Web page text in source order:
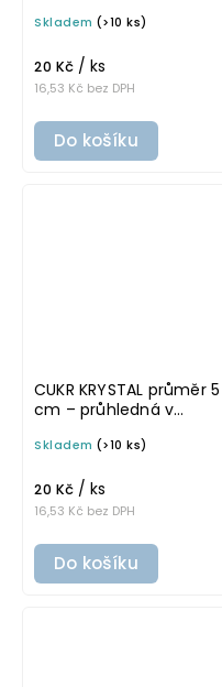
omyvatelná samolepka
Skladem (>10 ks)
16,53 Kč bez DPH
20 Kč / ks
Do košíku
CUKR KRYSTAL průměr 5
cm – průhledná v
omyvatelná samolepka
Skladem (>10 ks)
16,53 Kč bez DPH
20 Kč / ks
Do košíku